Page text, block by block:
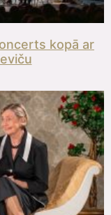
kopā ar